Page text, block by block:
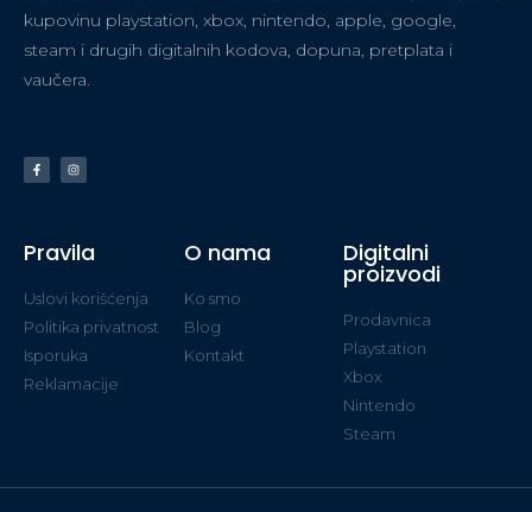
kupovinu playstation, xbox, nintendo, apple, google,
steam i drugih digitalnih kodova, dopuna, pretplata i
vaučera.
Pravila
Uslovi korišćenja
Politika privatnost
Isporuka
Reklamacije
O nama
Ko smo
Blog
Kontakt
Digitalni
proizvodi
Prodavnica
Playstation
Xbox
Nintendo
Steam